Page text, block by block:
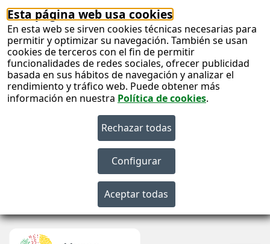
Esta página web usa cookies
En esta web se sirven cookies técnicas necesarias para
permitir y optimizar su navegación. También se usan
cookies de terceros con el fin de permitir
funcionalidades de redes sociales, ofrecer publicidad
basada en sus hábitos de navegación y analizar el
rendimiento y tráfico web. Puede obtener más
información en nuestra Política de cookies.